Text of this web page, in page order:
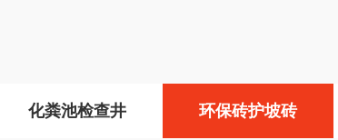
化粪池检查井 环保砖护坡砖